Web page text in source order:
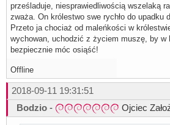
prześladuje, niesprawiedliwością wszelaką
zważa. On królestwo swe rychło do upadku
Przeto ja chociaż od maleńkości w
wychowan, uchodzić z życiem muszę, by w
bezpiecznie móc osiąść!
Offline
2018-09-11 19:31:51
Bodzio - Ojciec